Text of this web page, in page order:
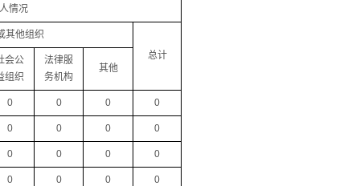
情况
其他组织
总计
会公
组织
法律服
务机构
其他
0 0 0 0
0 0 0 0
0 0 0 0
0 0 0 0